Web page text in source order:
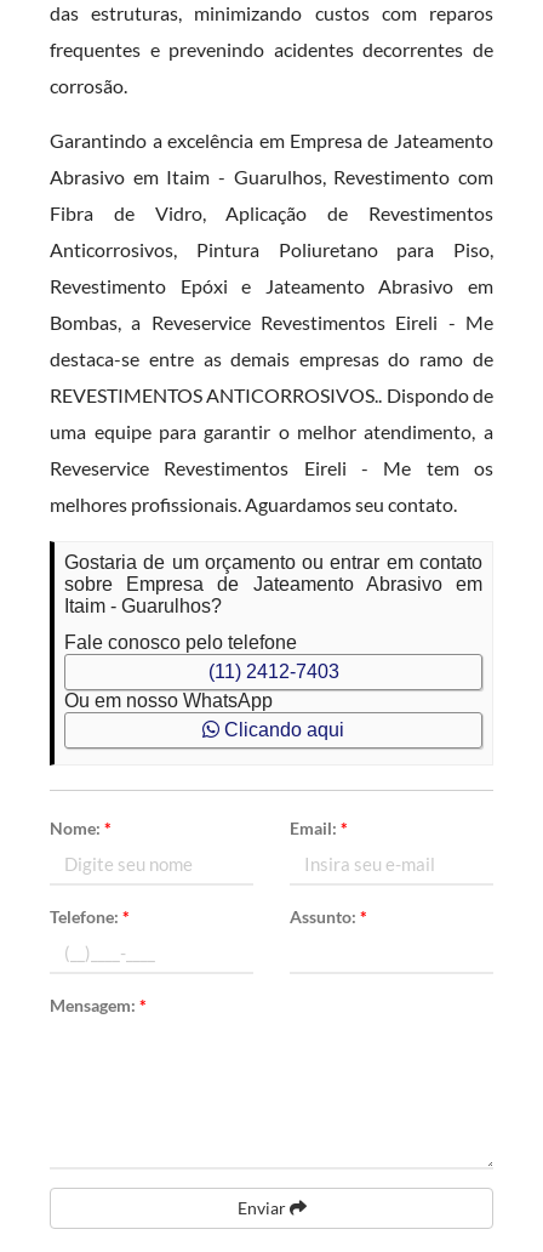
das estruturas, minimizando custos com reparos
frequentes e prevenindo acidentes decorrentes de
corrosão.
Garantindo a excelência em Empresa de Jateamento
Abrasivo em Itaim - Guarulhos, Revestimento com
Fibra de Vidro, Aplicação de Revestimentos
Anticorrosivos, Pintura Poliuretano para Piso,
Revestimento Epóxi e Jateamento Abrasivo em
Bombas, a Reveservice Revestimentos Eireli - Me
destaca-se entre as demais empresas do ramo de
REVESTIMENTOS ANTICORROSIVOS.. Dispondo de
uma equipe para garantir o melhor atendimento, a
Reveservice Revestimentos Eireli - Me tem os
melhores profissionais. Aguardamos seu contato.
Gostaria de um orçamento ou entrar em contato
sobre Empresa de Jateamento Abrasivo em
Itaim - Guarulhos?
Fale conosco pelo telefone
(11) 2412-7403
Ou em nosso WhatsApp
Clicando aqui
Nome:* Email: *
Telefone:* Assunto: *
Mensagem:*
Enviar